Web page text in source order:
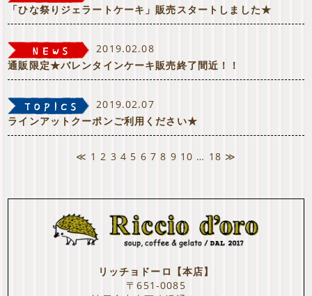
「ひな祭りジェラートケーキ」販売スタートしました★
2019.02.08
通販限定★バレンタインケーキ販売終了間近！！
2019.02.07
ラインアットクーポンご利用ください★
≪ 1 2 3 4 5 6 7 8 9 10 … 18 ≫
リッチョドーロ【本店】
〒651-0085